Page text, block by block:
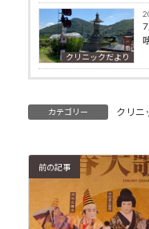
クリニックだより
カテゴリー クリニ
前の記事